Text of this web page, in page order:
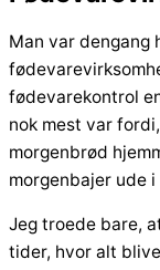
Man var dengang
fødevarekontrol
nok mest var
morgenbrød
morgenbajer ude
Jeg troede bare,
tider, hvor alt